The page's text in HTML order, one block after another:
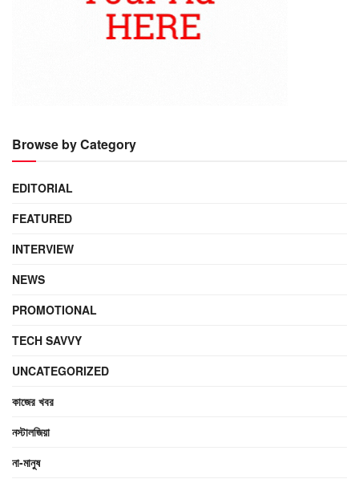
Browse by Category
EDITORIAL
FEATURED
INTERVIEW
NEWS
PROMOTIONAL
TECH SAVVY
UNCATEGORIZED
কাজের খবর
নস্টালজিয়া
না-মানুষ